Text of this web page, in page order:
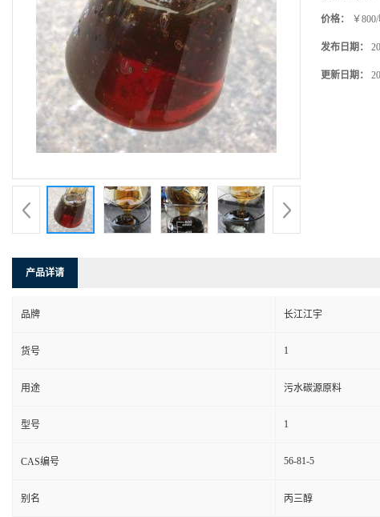
价格： ￥
发布日期：
更新日期：
产品详请
品牌 长江江宇
货号 1
用途 污水碳源原料
型号 1
CAS编号 56-81-5
别名 丙三醇